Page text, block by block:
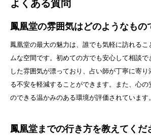
よくある質問
鳳凰堂の雰囲気はどのようなもの
鳳凰堂の最大の魅力は、誰でも気軽に訪れるこ
ムな空間です。初めての方でも安心して相談で
した雰囲気が漂っており、占い師が丁寧に寄
る不安を軽減することができます。また、心の
のできる温かみのある環境が評価されています。
鳳凰堂までの行き方を教えてくだ